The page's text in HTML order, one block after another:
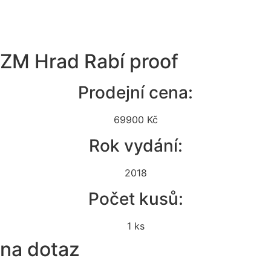
ZM Hrad Rabí proof
Prodejní cena:
69900 Kč
Rok vydání:
2018
Počet kusů:
1 ks
na dotaz